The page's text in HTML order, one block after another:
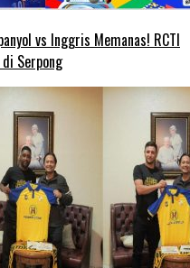
vs Inggris Memanas! RCTI
Serpong